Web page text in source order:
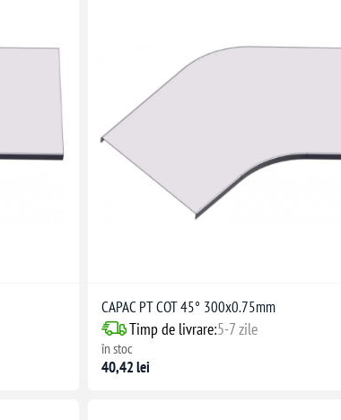
CAPAC PT COT 45° 300x0.75mm
Timp de livrare:5-7 zile
în stoc
40,42 lei